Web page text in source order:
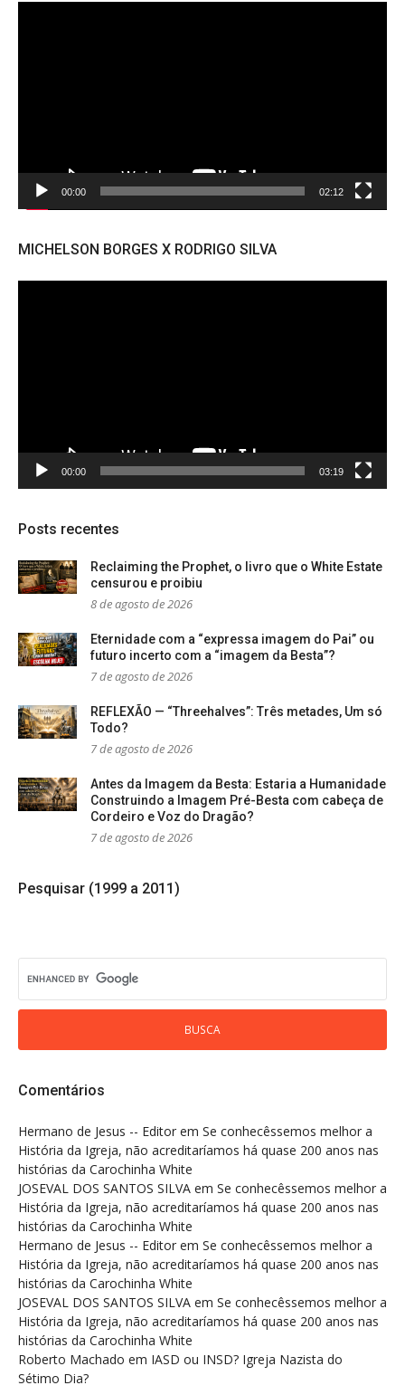
00:00 02:12
MICHELSON BORGES X RODRIGO SILVA
00:00 03:19
Posts recentes
Reclaiming the Prophet, o livro que o White Estate
censurou e proibiu
8 de agosto de 2026
Eternidade com a “expressa imagem do Pai” ou
futuro incerto com a “imagem da Besta”?
7 de agosto de 2026
REFLEXÃO — “Threehalves”: Três metades, Um só
Todo?
7 de agosto de 2026
Antes da Imagem da Besta: Estaria a Humanidade
Construindo a Imagem Pré-Besta com cabeça de
Cordeiro e Voz do Dragão?
7 de agosto de 2026
Pesquisar (1999 a 2011)
Comentários
Hermano de Jesus -- Editor em Se conhecêssemos melhor a
História da Igreja, não acreditaríamos há quase 200 anos nas
histórias da Carochinha White
JOSEVAL DOS SANTOS SILVA em Se conhecêssemos melhor a
História da Igreja, não acreditaríamos há quase 200 anos nas
histórias da Carochinha White
Hermano de Jesus -- Editor em Se conhecêssemos melhor a
História da Igreja, não acreditaríamos há quase 200 anos nas
histórias da Carochinha White
JOSEVAL DOS SANTOS SILVA em Se conhecêssemos melhor a
História da Igreja, não acreditaríamos há quase 200 anos nas
histórias da Carochinha White
Roberto Machado em IASD ou INSD? Igreja Nazista do
Sétimo Dia?